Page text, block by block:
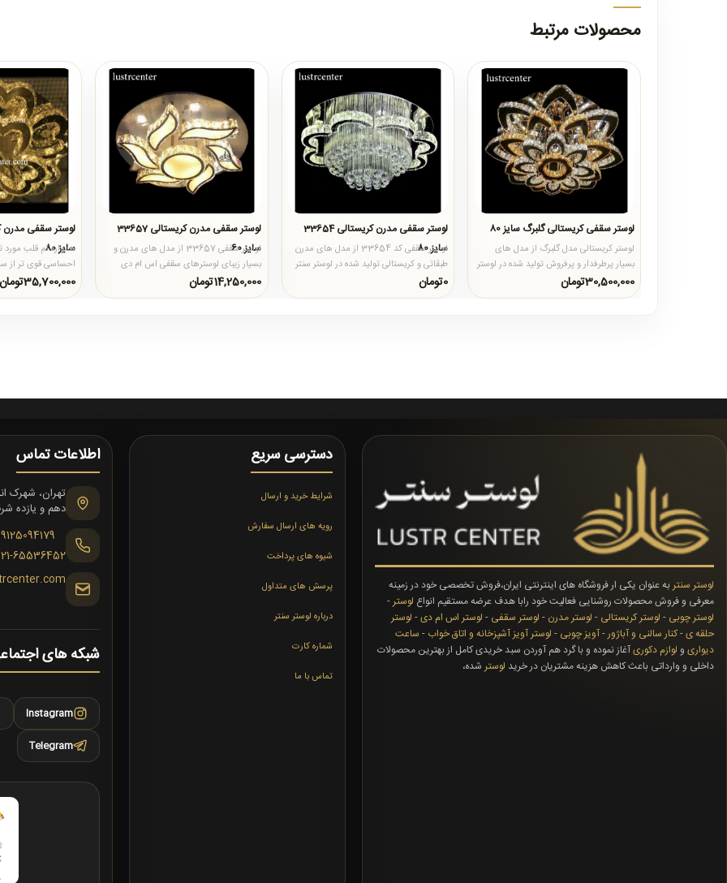
محصولات مرتبط
لوستر سقفی کریستالی گلبرگ سایز 80
لوستر کریستالی مدل گلبرگ از مدل های
بسیار پرطرفدار و پرفروش تولید شده در لوستر
سنتر میباشد که طراحی ..
30,500,000تومان
لوستر سقفی مدرن کریستالی 33654
سایز 80
لوستر سقفی کد 33654 از مدل های مدرن
طبقاتی و کریستالی تولید شده در لوستر سنتر
است که تشکیل شده از ..
0تومان
لوستر سقفی مدرن کریستالی 33657
سایز 60
لوستر سقفی 33657 از مدل های مدرن و
بسیار زیبای لوسترهای سقفی اس ام دی
است که در لوستر سنتر با بهره ..
14,250,000تومان
سایز 80
همواره تم قلب مورد
احساسی قوی تر از
است. این محصول
35,700,000تومان
لوستر سنتربه عنوان یکی ار فروشگاه های اینترنتی ایران،فروش تخصصی خود در زمینه
معرفی و فروش محصولات روشنایی فعالیت خود رابا هدف عرضه مستقیم انواع لوستر-
لوستر چوبی - لوستر کریستالی - لوستر مدرن - لوستر سقفی - لوستر اس ام دی- لوستر
حلقه ی-کنار سالنی و آباژور-آویز چوبی - لوستر آویز آشپزخانه و اتاق خواب - ساعت
دیواری و لوازم دکوریآغاز نموده و با گرد هم آوردن سبد خریدی کامل از بهترین محصولات
داخلی و وارداتی باعث کاهش هزینه مشتریان در خرید لوسترشده،
دسترسی سریع
شرایط خرید و ارسال
رویه های ارسال سفارش
شیوه های پرداخت
پرسش های متداول
درباره لوستر سنتر
شماره کارت
تماس با ما
اطلاعات تماس
دهم و یازده
65536452
شبکه های
Instagram
Telegram